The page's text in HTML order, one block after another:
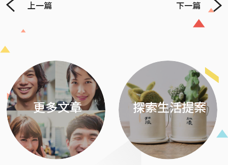
上一篇 下一篇
更多文章 探索生活提案